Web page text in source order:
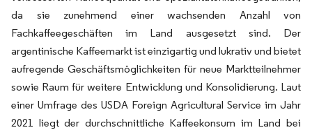
da sie zunehmend einer wachsenden Anzahl von
Fachkaffeegeschäften im Land ausgesetzt sind. Der
argentinische Kaffeemarkt ist einzigartig und lukrativ und bietet
aufregende Geschäftsmöglichkeiten für neue Marktteilnehmer
sowie Raum für weitere Entwicklung und Konsolidierung. Laut
einer Umfrage des USDA Foreign Agricultural Service im Jahr
2021 liegt der durchschnittliche Kaffeekonsum im Land bei